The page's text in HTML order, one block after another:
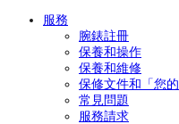
服務
腕錶註冊
保養和操作
保養和維修
保修文件和「您
常見問題
服務請求